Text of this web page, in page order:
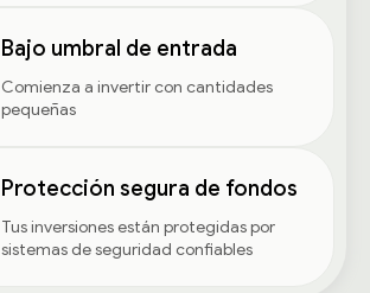
Bajo umbral de entrada
Comienza a invertir con cantidades
pequeñas
Protección segura de fondos
Tus inversiones están protegidas por
sistemas de seguridad confiables